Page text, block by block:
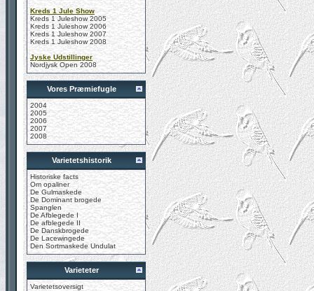
Kreds 1 Jule Show
Kreds 1 Juleshow 2005
Kreds 1 Juleshow 2006
Kreds 1 Juleshow 2007
Kreds 1 Juleshow 2008
Jyske Udstillinger
Nordjysk Open 2008
Vores Præmiefugle
2004
2005
2006
2007
2008
Varietetshistorik
Historiske facts
Om opaliner
De Gulmaskede
De Dominant brogede
Spanglen
De Afblegede I
De afblegede II
De Danskbrogede
De Lacewingede
Den Sortmaskede Undulat
Varieteter
Varietetsoversigt